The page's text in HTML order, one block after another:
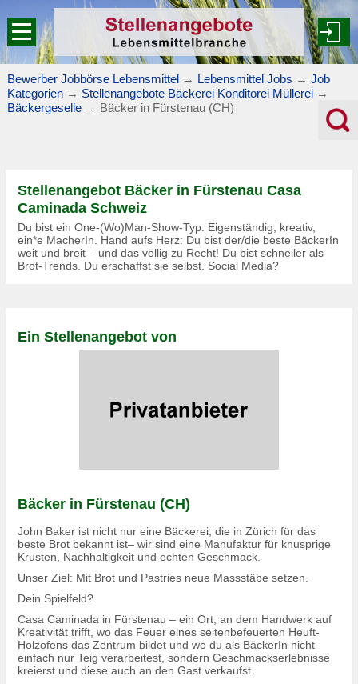
Bewerber Jobbörse Lebensmittel → Lebensmittel Jobs → Job
Kategorien → Stellenangebote Bäckerei Konditorei Müllerei →
Bäckergeselle → Bäcker in Fürstenau (CH)
Stellenangebot Bäcker in Fürstenau Casa
Caminada Schweiz
Du bist ein One-(Wo)Man-Show-Typ. Eigenständig, kreativ,
ein*e MacherIn. Hand aufs Herz: Du bist der/die beste BäckerIn
weit und breit – und das völlig zu Recht! Du bist schneller als
Brot-Trends. Du erschaffst sie selbst. Social Media?
Ein Stellenangebot von
Bäcker in Fürstenau (CH)
John Baker ist nicht nur eine Bäckerei, die in Zürich für das
beste Brot bekannt ist– wir sind eine Manufaktur für knusprige
Krusten, Nachhaltigkeit und echten Geschmack.
Unser Ziel: Mit Brot und Pastries neue Massstäbe setzen.
Dein Spielfeld?
Casa Caminada in Fürstenau – ein Ort, an dem Handwerk auf
Kreativität trifft, wo das Feuer eines seitenbefeuerten Heuft-
Holzofens das Zentrum bildet und wo du als BäckerIn nicht
einfach nur Teig verarbeitest, sondern Geschmackserlebnisse
kreierst und diese auch an den Gast verkaufst.